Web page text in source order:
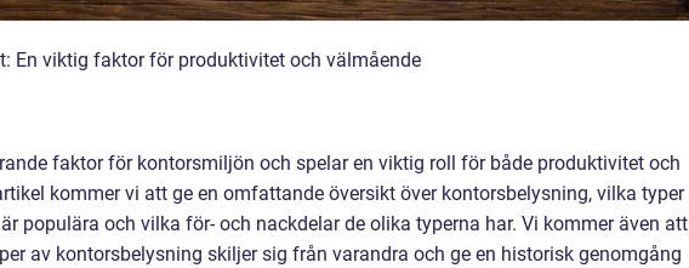
En viktig faktor för produktivitet och välmående
faktor för kontorsmiljön och spelar en viktig roll för både produktivitet och
kommer vi att ge en omfattande översikt över kontorsbelysning, vilka typer
populära och vilka för- och nackdelar de olika typerna har. Vi kommer även att
av kontorsbelysning skiljer sig från varandra och ge en historisk genomgång